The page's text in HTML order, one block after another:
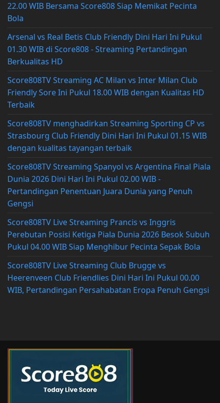
22.00 WIB Bersama Score808 Siap Memikat Pecinta
Bola
Arsenal vs Real Betis Club Friendly Dini Hari Ini Pukul
01.30 WIB di Score808 - Streaming Pertandingan
Berkualitas HD
Score808TV Streaming AC Milan vs Inter Milan Club
Friendly Sore Ini Pukul 18.00 WIB dengan Kualitas HD
Terbaik
Score808TV menghadirkan Streaming Sporting CP vs
Strasbourg Club Friendly Dini Hari Ini Pukul 01.15 WIB
dengan kualitas tayangan terbaik
Score808TV Streaming Spanyol vs Argentina Final Piala
Dunia 2026 Dini Hari Ini Pukul 02.00 WIB -
Pertandingan Penentuan Juara Dunia yang Penuh
Gengsi
Score808TV Live Streaming Prancis vs Inggris
Perebutan Posisi Ketiga Piala Dunia 2026 Besok Subuh
Pukul 04.00 WIB Siap Menghibur Pecinta Sepak Bola
Score808TV Live Streaming Club Brugge vs
Heerenveen Club Friendlies Dini Hari Ini Pukul 00.00
WIB, Pertandingan Persahabatan Eropa Penuh Gengsi